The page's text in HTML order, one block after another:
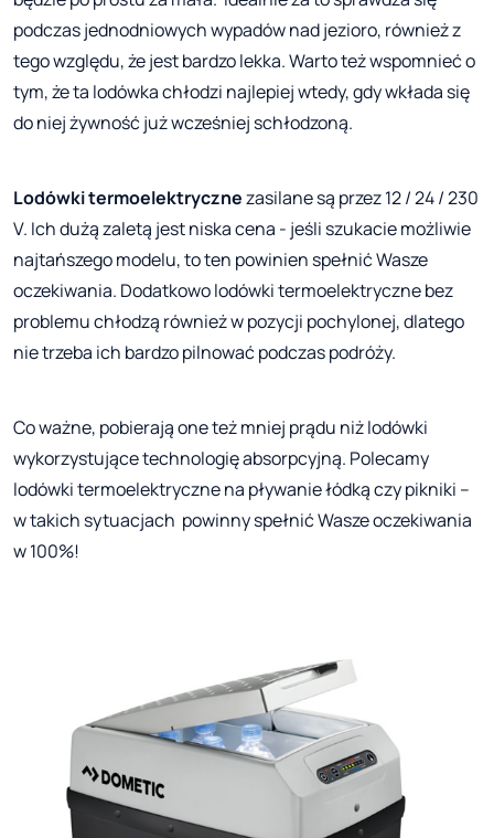
podczas jednodniowych wypadów nad jezioro, również z
tego względu, że jest bardzo lekka. Warto też wspomnieć o
tym, że ta lodówka chłodzi najlepiej wtedy, gdy wkłada się
do niej żywność już wcześniej schłodzoną.
Lodówki termoelektrycznezasilane są przez 12 / 24 / 230
V. Ich dużą zaletą jest niska cena - jeśli szukacie możliwie
najtańszego modelu, to ten powinien spełnić Wasze
oczekiwania. Dodatkowo lodówki termoelektryczne bez
problemu chłodzą również w pozycji pochylonej, dlatego
nie trzeba ich bardzo pilnować podczas podróży.
Co ważne, pobierają one też mniej prądu niż lodówki
wykorzystujące technologię absorpcyjną. Polecamy
lodówki termoelektryczne na pływanie łódką czy pikniki –
w takich sytuacjach powinny spełnić Wasze oczekiwania
w 100%!